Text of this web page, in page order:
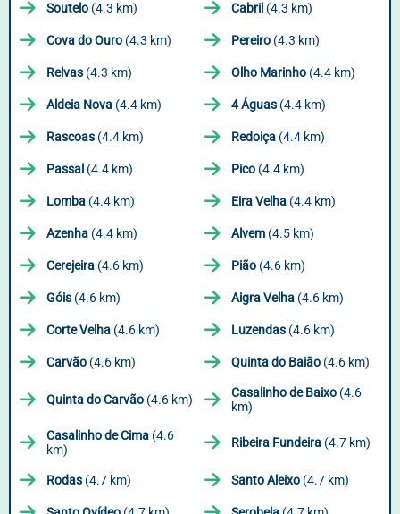
Soutelo (4.3 km) Cabril (4.3 km)
Cova do Ouro (4.3 km) Pereiro (4.3 km)
Relvas (4.3 km) Olho Marinho (4.4 km)
Aldeia Nova (4.4 km) 4 Águas (4.4 km)
Rascoas (4.4 km) Redoiça (4.4 km)
Passal (4.4 km) Pico (4.4 km)
Lomba (4.4 km) Eira Velha (4.4 km)
Azenha (4.4 km) Alvem (4.5 km)
Cerejeira (4.6 km) Pião (4.6 km)
Góis (4.6 km) Aigra Velha (4.6 km)
Corte Velha (4.6 km) Luzendas (4.6 km)
Carvão (4.6 km) Quinta do Baião (4.6 km)
Quinta do Carvão (4.6 km) Casalinho de Baixo (4.6
km)
Casalinho de Cima (4.6
km)
Ribeira Fundeira (4.7 km)
Rodas (4.7 km) Santo Aleixo (4.7 km)